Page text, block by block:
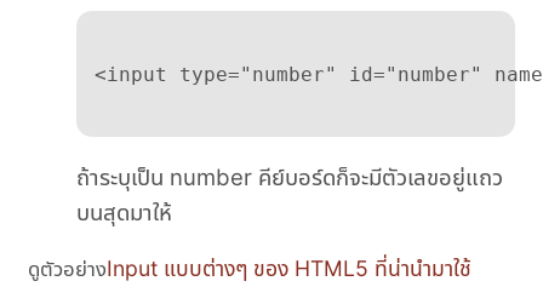
ถ้าระบุเป็น number คีย์บอร์ดก็จะมีตัวเลขอยู่แถว
บนสุดมาให้
ดูตัวอย่างInput แบบต่างๆ ของ HTML5 ที่น่านำมาใช้